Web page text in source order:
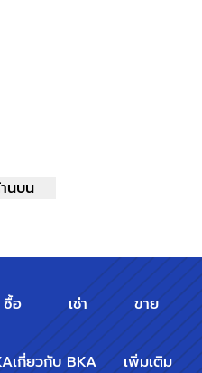
นบน
ซื้อ เช่า ขาย
เกี่ยวกับ BKA เพิ่มเติม